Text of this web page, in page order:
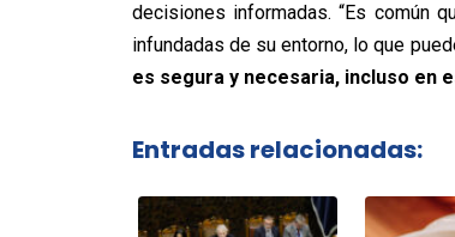
decisiones informadas. “Es común
infundadas de su entorno, lo que
es segura y necesaria, incluso en
Entradas relacionadas: